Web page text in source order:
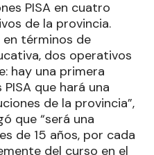
PISA en cuatro
de la provincia.
en términos de
dos operativos
hay una primera
que hará una
de la provincia”,
que “será una
de 15 años, por cada
del curso en el